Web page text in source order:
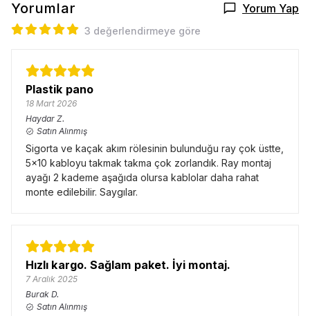
Yorumlar Yorum Yap
3 değerlendirmeye göre
Plastik pano
18 Mart 2026
Haydar Z.
Satın Alınmış
Sigorta ve kaçak akım rölesinin bulunduğu ray çok üstte,
5x10 kabloyu takmak takma çok zorlandık. Ray montaj
ayağı 2 kademe aşağıda olursa kablolar daha rahat
monte edilebilir. Saygılar.
Hızlı kargo. Sağlam paket. İyi montaj.
7 Aralık 2025
Burak D.
Satın Alınmış